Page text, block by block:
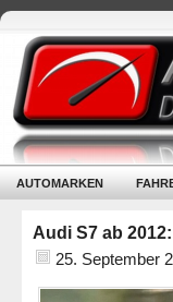
AUTOMARKEN
Audi S7 ab
25. September